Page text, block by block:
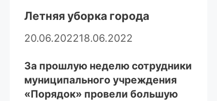
Летняя уборка города
20.06.202218.06.2022
За прошлую неделю сотрудники
муниципального учреждения
«Порядок» провели большую